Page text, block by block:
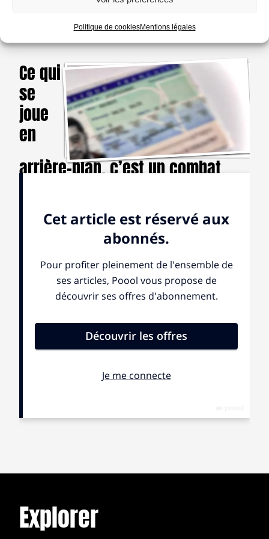
Politique de cookiesMentions légales
C’est au récit de la construction de l’identité de ces
Ce qui
se
joue
en
arrière-plan, c’est un combat
pour aimer, vivre et jouir d’une
double culture dont la
naturalisation n’est qu’une étape
Des experts, le plus souvent psychologues ou
psychiatres, catégorisent les comportements des
exilés afin de mieux comprendre leurs troubles ou
marginalisation… Cette mise en cases n’est pas la
personnes en situation de migration ne peuvent se lire
médecin essaye d’en comprendre l’origine et
questionne l’enfant « Peut-être que tu as des
Explorer